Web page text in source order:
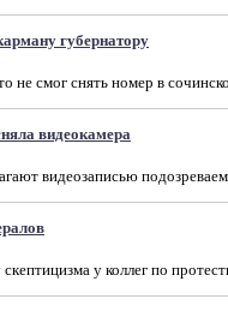
губернатору
не смог снять номер в
видеокамера
видеозаписью
у коллег по